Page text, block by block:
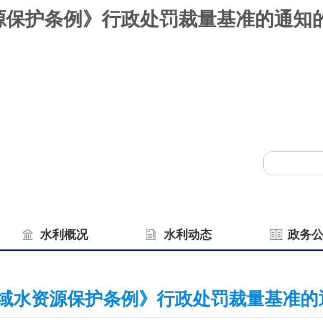
护条例》行政处罚裁量基准的通知
水利概况 水利动态 政务
水资源保护条例》行政处罚裁量基准